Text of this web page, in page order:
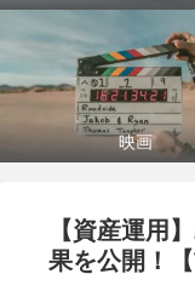
映画
【資産運用
果を公開！